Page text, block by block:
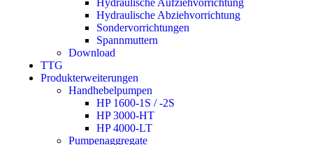
Hydraulische Aufziehvorrichtung
Hydraulische Abziehvorrichtung
Sondervorrichtungen
Spannmuttern
Download
TTG
Produkterweiterungen
Handhebelpumpen
HP 1600-1S / -2S
HP 3000-HT
HP 4000-LT
Pumpenaggregate